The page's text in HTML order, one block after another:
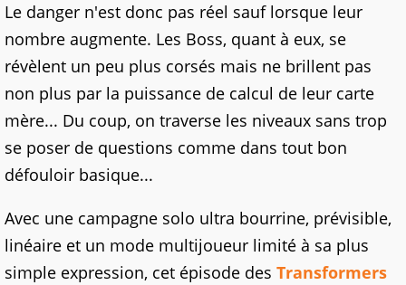
Le danger n'est donc pas réel sauf lorsque leur
nombre augmente. Les Boss, quant à eux, se
révèlent un peu plus corsés mais ne brillent pas
non plus par la puissance de calcul de leur carte
mère... Du coup, on traverse les niveaux sans trop
se poser de questions comme dans tout bon
défouloir basique...
Avec une campagne solo ultra bourrine, prévisible,
linéaire et un mode multijoueur limité à sa plus
simple expression, cet épisode des Transformers